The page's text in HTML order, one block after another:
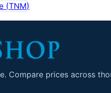
(TNM)
Compare prices across